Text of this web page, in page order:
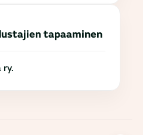
tapaaminen
ry.